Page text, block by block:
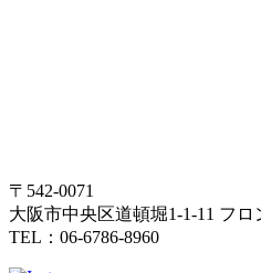
〒542-0071
大阪市中央区道頓堀1-1-11 フ
TEL：06-6786-8960